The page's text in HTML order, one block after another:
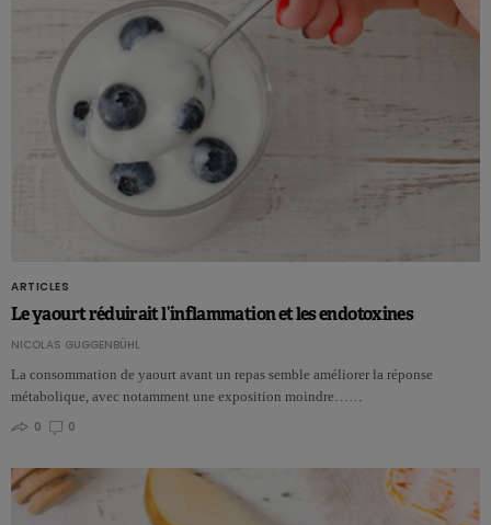
ARTICLES
Le yaourt réduirait l’inflammation et les endotoxines
NICOLAS GUGGENBÜHL
La consommation de yaourt avant un repas semble améliorer la réponse
métabolique, avec notamment une exposition moindre……
0
0